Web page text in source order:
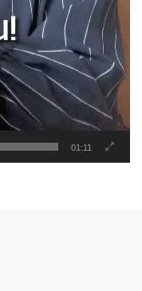
01:11